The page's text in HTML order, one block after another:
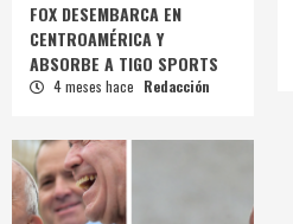
FOX DESEMBARCA EN
CENTROAMÉRICA Y
ABSORBE A TIGO SPORTS
4 meses hace Redacción